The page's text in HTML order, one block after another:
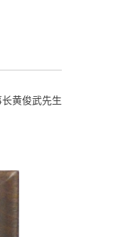
黄俊武先生